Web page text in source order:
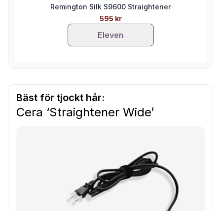
Remington Silk S9600 Straightener
595 kr
Eleven
Bäst för tjockt hår:
Cera ‘Straightener Wide’